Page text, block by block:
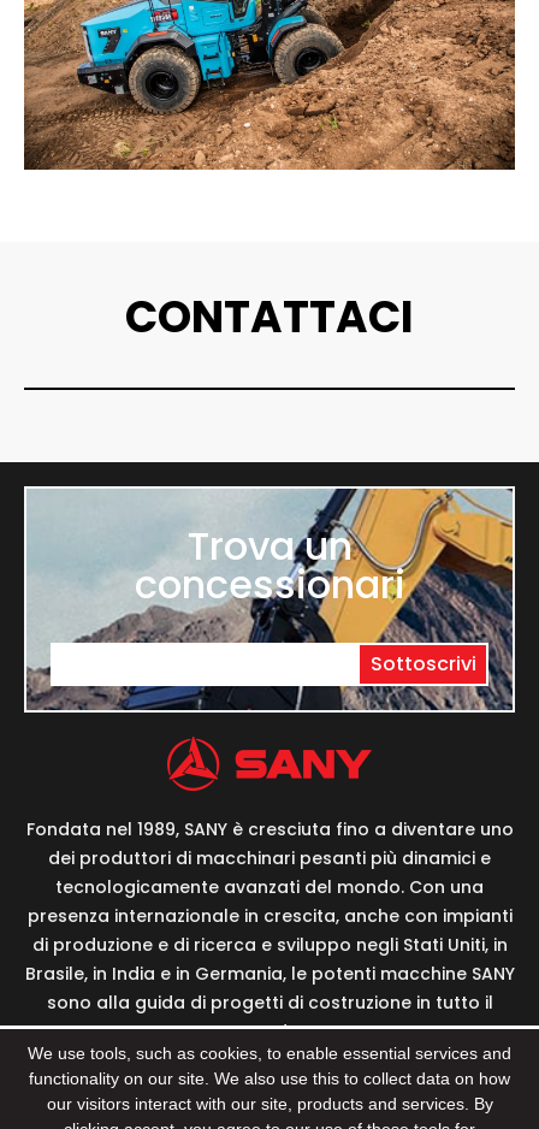
CONTATTACI
Trova un
concessionari
Sottoscrivi
Fondata nel 1989, SANY è cresciuta fino a diventare uno
dei produttori di macchinari pesanti più dinamici e
tecnologicamente avanzati del mondo. Con una
presenza internazionale in crescita, anche con impianti
di produzione e di ricerca e sviluppo negli Stati Uniti, in
Brasile, in India e in Germania, le potenti macchine SANY
sono alla guida di progetti di costruzione in tutto il
mondo.
We use tools, such as cookies, to enable essential services and
functionality on our site. We also use this to collect data on how
our visitors interact with our site, products and services. By